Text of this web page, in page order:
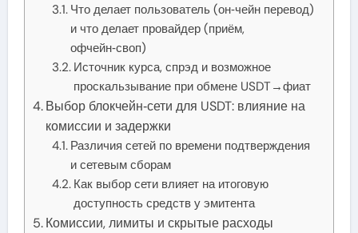
Что делает пользователь (он‑чейн перевод)
и что делает провайдер (приём,
офчейн‑своп)
Источник курса, спрэд и возможное
проскальзывание при обмене USDT→фиат
Выбор блокчейн‑сети для USDT: влияние на
комиссии и задержки
Различия сетей по времени подтверждения
и сетевым сборам
Как выбор сети влияет на итоговую
доступность средств у эмитента
Комиссии, лимиты и скрытые расходы